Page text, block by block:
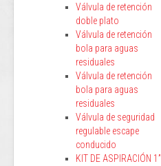
Válvula de retención
doble plato
Válvula de retención
bola para aguas
residuales
Válvula de retención
bola para aguas
residuales
Válvula de seguridad
regulable escape
conducido
KIT DE ASPIRACIÓN 1”